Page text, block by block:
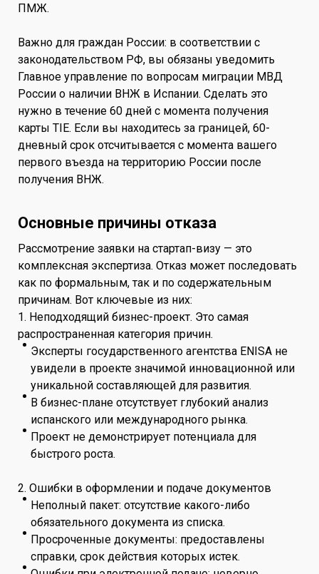
ПМЖ.
Важно для граждан России: в соответствии с
законодательством РФ, вы обязаны уведомить
Главное управление по вопросам миграции МВД
России о наличии ВНЖ в Испании. Сделать это
нужно в течение 60 дней с момента получения
карты TIE. Если вы находитесь за границей, 60-
дневный срок отсчитывается с момента вашего
первого въезда на территорию России после
получения ВНЖ.
Основные причины отказа
Рассмотрение заявки на стартап-визу — это
комплексная экспертиза. Отказ может последовать
как по формальным, так и по содержательным
причинам. Вот ключевые из них:
1. Неподходящий бизнес-проект. Это самая
распространенная категория причин.
Эксперты государственного агентства ENISA не
увидели в проекте значимой инновационной или
уникальной составляющей для развития.
В бизнес-плане отсутствует глубокий анализ
испанского или международного рынка.
Проект не демонстрирует потенциала для
быстрого роста.
2. Ошибки в оформлении и подаче документов
Неполный пакет: отсутствие какого-либо
обязательного документа из списка.
Просроченные документы: предоставлены
справки, срок действия которых истек.